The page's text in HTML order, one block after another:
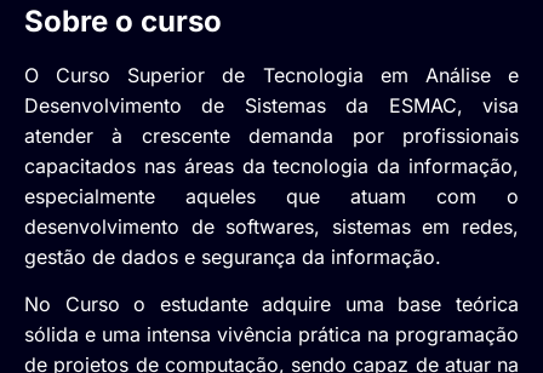
Sobre o curso
O Curso Superior de Tecnologia em Análise e
Desenvolvimento de Sistemas da ESMAC, visa
atender à crescente demanda por profissionais
capacitados nas áreas da tecnologia da informação,
especialmente aqueles que atuam com o
desenvolvimento de softwares, sistemas em redes,
gestão de dados e segurança da informação.
No Curso o estudante adquire uma base teórica
sólida e uma intensa vivência prática na programação
de projetos de computação, sendo capaz de atuar na